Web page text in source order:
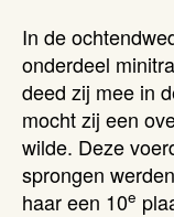
In de
onderdeel
deed zij mee in
mocht zij een
wilde. Deze
sprongen
haar een 10e